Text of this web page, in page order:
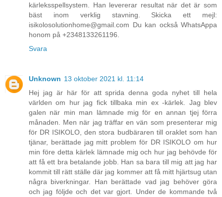
kärleksspellsystem. Han levererar resultat när det är som
bäst inom verklig stavning. Skicka ett mejl:
isikolosolutionhome@gmail.com Du kan också WhatsAppa
honom på +2348133261196.
Svara
Unknown 13 oktober 2021 kl. 11:14
Hej jag är här för att sprida denna goda nyhet till hela
världen om hur jag fick tillbaka min ex -kärlek. Jag blev
galen när min man lämnade mig för en annan tjej förra
månaden. Men när jag träffar en vän som presenterar mig
för DR ISIKOLO, den stora budbäraren till oraklet som han
tjänar, berättade jag mitt problem för DR ISIKOLO om hur
min före detta kärlek lämnade mig och hur jag behövde för
att få ett bra betalande jobb. Han sa bara till mig att jag har
kommit till rätt ställe där jag kommer att få mitt hjärtsug utan
några biverkningar. Han berättade vad jag behöver göra
och jag följde och det var gjort. Under de kommande två